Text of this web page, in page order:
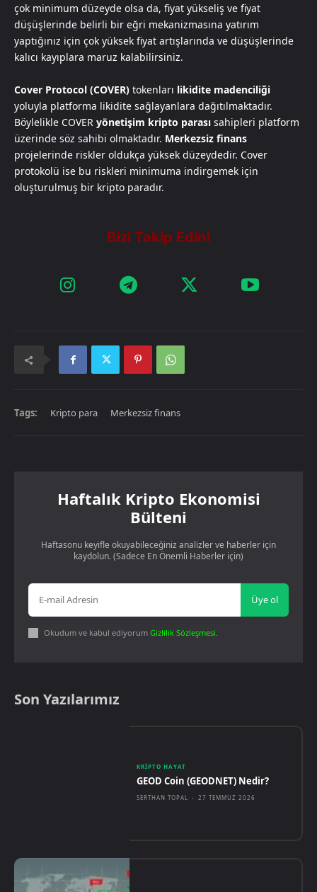
çok minimum düzeyde olsa da, fiyat yükseliş ve fiyat
düşüşlerinde belirli bir eğri mekanizmasına yatırım
yaptığınız için çok yüksek fiyat artışlarında ve düşüşlerinde
kalıcı kayıplara maruz kalabilirsiniz.
Cover Protocol (COVER) tokenları likidite madenciliği
yoluyla platforma likidite sağlayanlara dağıtılmaktadır.
Böylelikle COVER yönetişim kripto parası sahipleri platform
üzerinde söz sahibi olmaktadır. Merkezsiz finans
projelerinde riskler oldukça yüksek düzeydedir. Cover
protokolü ise bu riskleri minimuma indirgemek için
oluşturulmuş bir kripto paradır.
Tags: Kripto para Merkezsiz finans
Haftalık Kripto Ekonomisi
Bülteni
Haftasonu keyifle okuyabileceğiniz analizler ve haberler için
kaydolun. (Sadece En Önemli Haberler için)
Üye ol
Okudum ve kabul ediyorum Gizlilik Sözleşmesi.
Son Yazılarımız
KRIPTO HAYAT
GEOD Coin (GEODNET) Nedir?
SERTHAN TOPAL - 27 TEMMUZ 2026